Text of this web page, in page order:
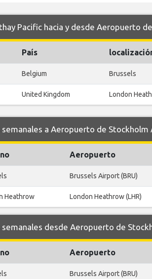
Pacific hacia y desde Aeropuerto
País
Belgium Brussels
United Kingdom London
a Aeropuerto de Stockholm
Aeropuerto
Brussels Airport (BRU)
Heathrow London Heathrow (LHR)
desde Aeropuerto de
Aeropuerto
Brussels Airport (BRU)